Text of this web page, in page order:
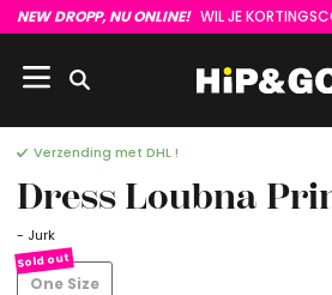
NEW DROPP, NU ONLINE! WIL JE
Verzending met DHL !
Dress Loubna
- Jurk
One Size